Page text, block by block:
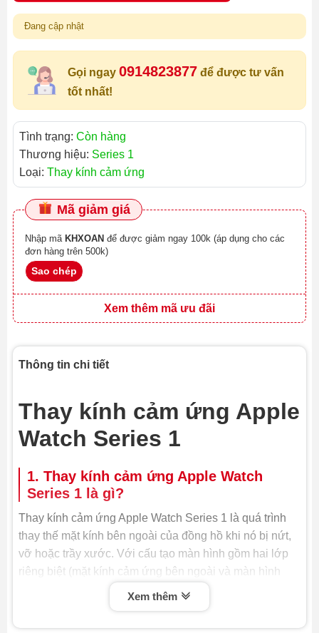
Đang cập nhật
Gọi ngay 0914823877 để được tư vấn
tốt nhất!
Tình trạng: Còn hàng
Thương hiệu: Series 1
Loại: Thay kính cảm ứng
Mã giảm giá
Nhập mã KHXOAN
đơn hàng trên 500k)
Sao chép
Xem thêm mã ưu đãi
Thông tin chi tiết
Thay kính cảm ứng Apple
Watch Series 1
1. Thay kính cảm ứng Apple Watch
Series 1 là gì?
Thay kính cảm ứng Apple Watch Series 1 là quá trình
thay thế mặt kính bên ngoài của đồng hồ khi nó bị nứt,
vỡ hoặc trầy xước. Với cấu tạo màn hình gồm hai lớp
riêng biệt (mặt kính cảm ứng bên ngoài và màn hình
hiển thị bên trong), việc kính cảm ứng mới sẽ giúp khôi
phục lại vẻ đẹp và chức năng cảm ứng ban đầu mà
Xem thêm